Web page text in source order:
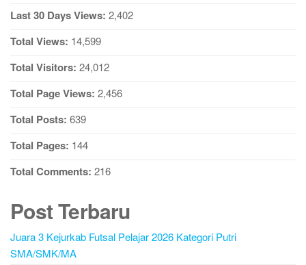
Last 30 Days Views: 2,402
Total Views: 14,599
Total Visitors: 24,012
Total Page Views: 2,456
Total Posts: 639
Total Pages: 144
Total Comments: 216
Post Terbaru
Juara 3 Kejurkab Futsal Pelajar 2026 Kategori Putri
SMA/SMK/MA